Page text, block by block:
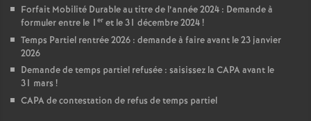
Forfait Mobilité Durable au titre de l’année 2024 : Demande à
formuler entre le 1 er et le 31 décembre 2024!
Temps Partiel rentrée 2026 : demande à faire avant le 23 janvier
2026
Demande de temps partiel refusée : saisissez la CAPA avant le
31 mars !
CAPA de contestation de refus de temps partiel